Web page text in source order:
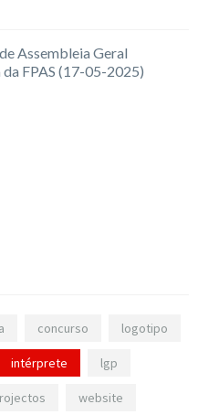
Assembleia Geral
FPAS (17-05-2025)
concurso logotipo
intérprete lgp
website